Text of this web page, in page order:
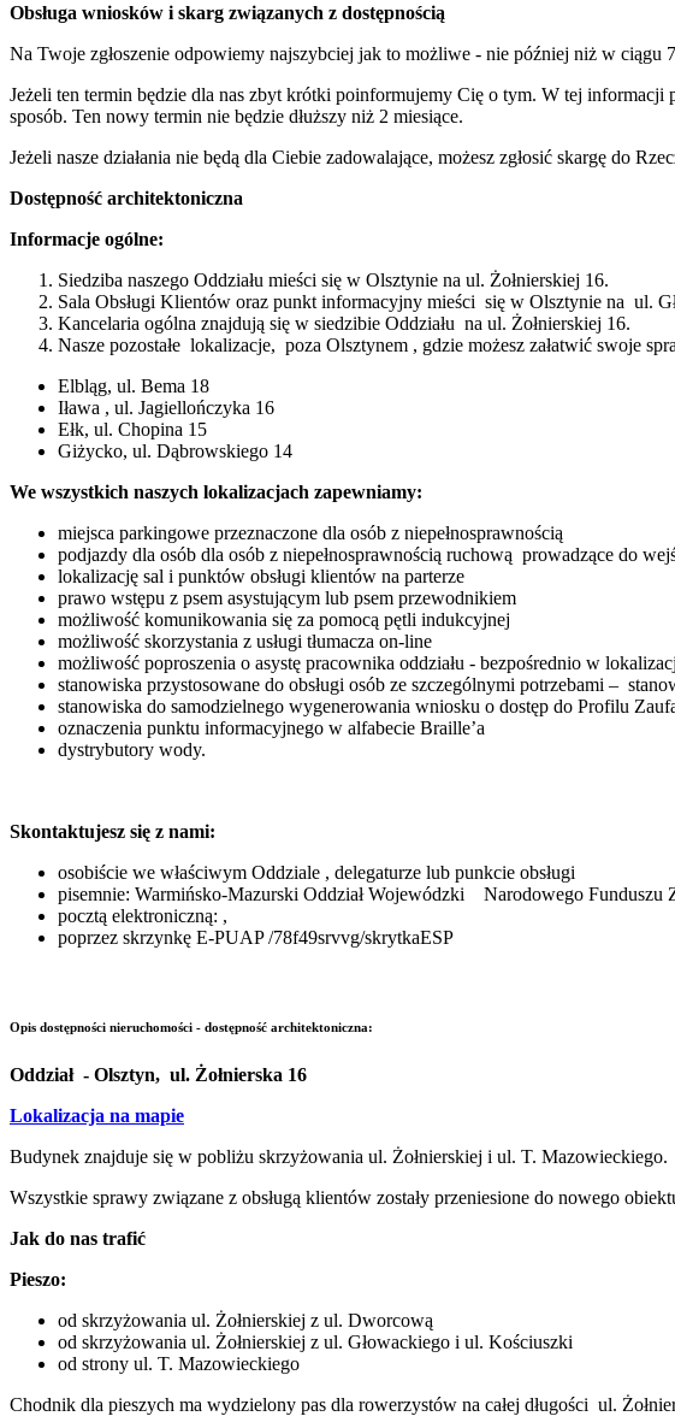
Obsługa wniosków i skarg związanych z dostępnością
Na Twoje zgłoszenie odpowiemy najszybciej jak to możliwe - nie później niż w ciągu
Jeżeli ten termin będzie dla nas zbyt krótki poinformujemy Cię o tym. W tej
sposób. Ten nowy termin nie będzie dłuższy niż 2 miesiące.
Jeżeli nasze działania nie będą dla Ciebie zadowalające, możesz zgłosić skargę do
Dostępność architektoniczna
Informacje ogólne:
Siedziba naszego Oddziału mieści się w Olsztynie na ul. Żołnierskiej 16.
Sala Obsługi Klientów oraz punkt informacyjny mieści się w Olsztynie na ul.
Kancelaria ogólna znajdują się w siedzibie Oddziału na ul. Żołnierskiej 16.
Nasze pozostałe lokalizacje, poza Olsztynem , gdzie możesz załatwić swoje
Elbląg, ul. Bema 18
Iława , ul. Jagiellończyka 16
Ełk, ul. Chopina 15
Giżycko, ul. Dąbrowskiego 14
We wszystkich naszych lokalizacjach zapewniamy:
miejsca parkingowe przeznaczone dla osób z niepełnosprawnością
podjazdy dla osób dla osób z niepełnosprawnością ruchową prowadzące do
lokalizację sal i punktów obsługi klientów na parterze
prawo wstępu z psem asystującym lub psem przewodnikiem
możliwość komunikowania się za pomocą pętli indukcyjnej
możliwość skorzystania z usługi tłumacza on-line
możliwość poproszenia o asystę pracownika oddziału - bezpośrednio w
stanowiska przystosowane do obsługi osób ze szczególnymi potrzebami –
stanowiska do samodzielnego wygenerowania wniosku o dostęp do Profilu
oznaczenia punktu informacyjnego w alfabecie Braille’a
dystrybutory wody.
Skontaktujesz się z nami:
osobiście we właściwym Oddziale , delegaturze lub punkcie obsługi
pisemnie: Warmińsko-Mazurski Oddział Wojewódzki Narodowego
pocztą elektroniczną: ,
poprzez skrzynkę E-PUAP /78f49srvvg/skrytkaESP
Opis dostępności nieruchomości - dostępność architektoniczna:
Oddział - Olsztyn, ul. Żołnierska 16
Lokalizacja na mapie
Budynek znajduje się w pobliżu skrzyżowania ul. Żołnierskiej i ul. T. Mazowieckiego.
Wszystkie sprawy związane z obsługą klientów zostały przeniesione do nowego
Jak do nas trafić
Pieszo:
od skrzyżowania ul. Żołnierskiej z ul. Dworcową
od skrzyżowania ul. Żołnierskiej z ul. Głowackiego i ul. Kościuszki
od strony ul. T. Mazowieckiego
Chodnik dla pieszych ma wydzielony pas dla rowerzystów na całej długości ul.